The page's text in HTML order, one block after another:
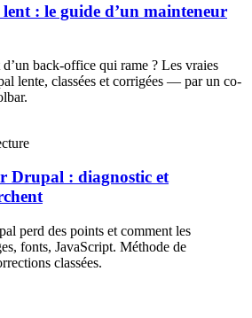
: le guide d’un mainteneur
back-office qui rame ? Les vraies
lente, classées et corrigées — par un co-
Drupal : diagnostic et
perd des points et comment les
fonts, JavaScript. Méthode de
classées.